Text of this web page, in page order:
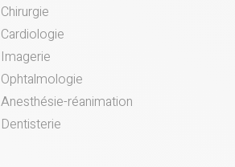
Chirurgie
Cardiologie
Imagerie
Ophtalmologie
Anesthésie-réanimation
Dentisterie